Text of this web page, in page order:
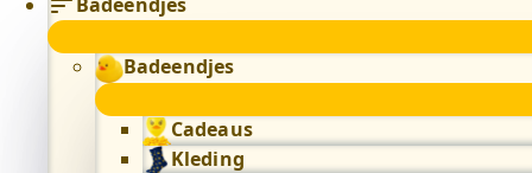
Badeendjes
Cadeaus
Kleding